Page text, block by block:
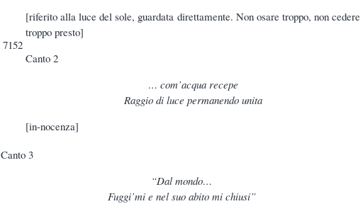
7152
[riferito alla luce del sole, guardata direttamente. Non osare troppo, non cedere
troppo presto]
Canto 2
… com’acqua recepe
Raggio di luce permanendo unita
[in-nocenza]
Canto 3
“Dal mondo…
Fuggi’mi e nel suo abito mi chiusi”